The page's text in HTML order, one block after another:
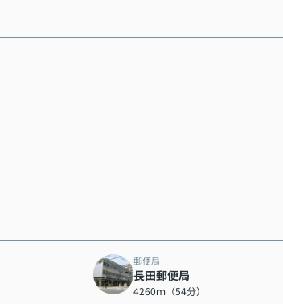
郵便局
長田郵便局
4260ｍ（54分）